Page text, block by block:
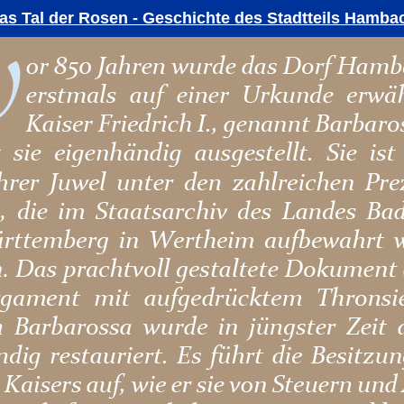
Tal der Rosen - Geschichte des Stadtteils